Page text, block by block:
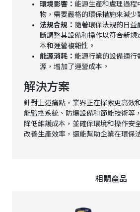
環境影響： 能源生產和處理過程
物，需要嚴格的環保措施來減少
法規合規： 隨著環保法規的日益
斷調整其設備和操作以符合新規
本和運營複雜性。
能源消耗： 能源行業的設備運行
源，增加了運營成本。
解決方案
針對上述痛點，業界正在探索更高效
能監控系統、防爆設備和節能技術等
降低維護成本，並確保環境和操作安
改善生產效率，還能幫助企業在環保
相關產品